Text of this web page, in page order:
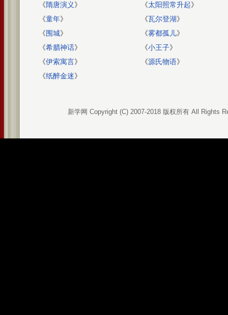
《隋唐演义》 《太阳照常升起》
《童年》 《瓦尔登湖》
《围城》 《雾都孤儿》
《希腊神话》 《小王子》
《伊索寓言》 《源氏物语》
《纸醉金迷》
新学网 Copyright (C) 2007-2018 版权所有 All Rights